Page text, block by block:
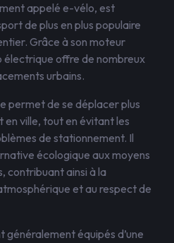
appelé e-vélo, est
de plus en plus populaire
Grâce à son moteur
électrique offre de nombreux
urbains.
permet de se déplacer plus
ville, tout en évitant les
de stationnement. Il
écologique aux moyens
contribuant ainsi à la
et au respect de
généralement équipés d’une